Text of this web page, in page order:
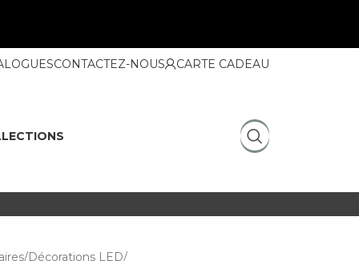
CONTACTEZ-NOUS CARTE CADEAU
Décorations LED